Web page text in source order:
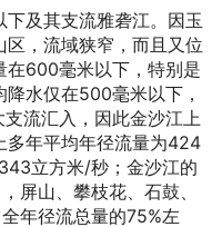
及其支流雅砻江。因玉
，流域狭窄，而且又位
在600毫米以下，特别是
水仅在500毫米以下，
流汇入，因此金沙江上
多年平均年径流量为424
立方米/秒；金沙江的
屏山、攀枝花、石鼓、
年径流总量的75%左